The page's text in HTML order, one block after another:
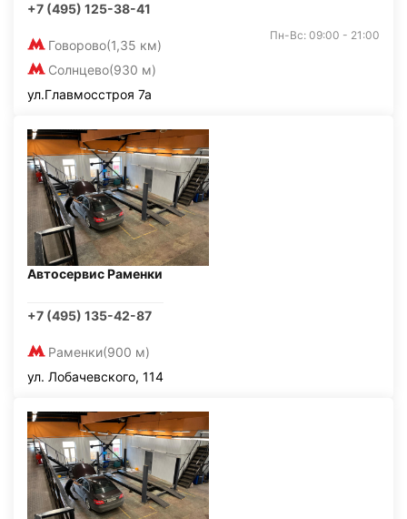
+7 (495) 125-38-41
Говорово(1,35 км)
Солнцево(930 м)
Пн-Вс: 09:00 - 21:00
ул.Главмосстроя 7а
Автосервис Раменки
+7 (495) 135-42-87
Раменки(900 м)
ул. Лобачевского, 114